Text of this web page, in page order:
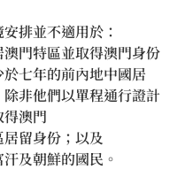
排並不適用於：
澳門特區並取得澳門身份
於七年的前內地中國居
除非他們以單程通行證計
得澳門
居留身份；以及
汗及朝鮮的國民。